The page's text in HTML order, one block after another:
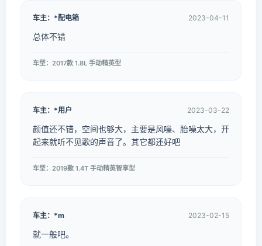
车主：*配电箱 2023-04-11
总体不错
车型：2017款 1.8L 手动精英型
车主：*用户 2023-03-22
颜值还不错，空间也够大，主要是风噪、胎噪太大，开
起来就听不见歌的声音了。其它都还好吧
车型：2019款 1.4T 手动精英智享型
车主：*m 2023-02-15
就一般吧。